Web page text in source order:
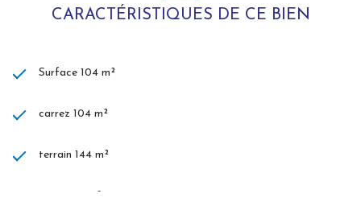
CARACTÉRISTIQUES DE CE BIEN
Surface 104 m²
carrez 104 m²
terrain 144 m²
séjour 28 m²